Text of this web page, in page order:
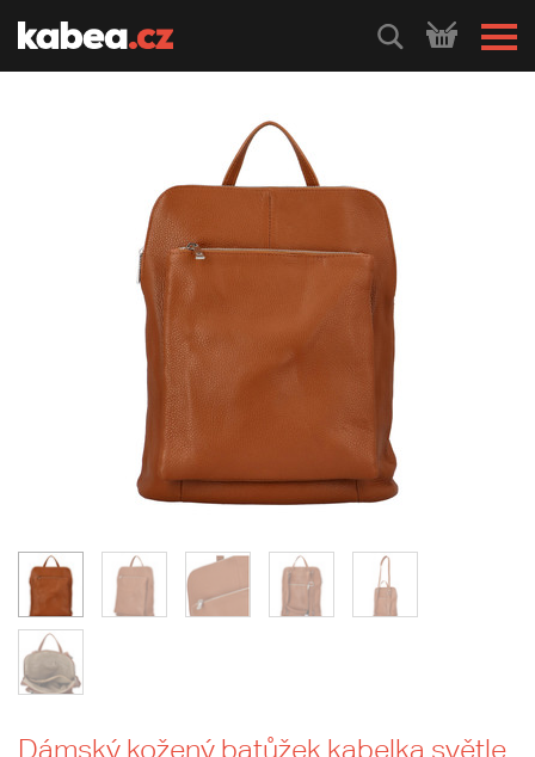
HLEDEJ
Dámský kožený batůžek kabelka světle